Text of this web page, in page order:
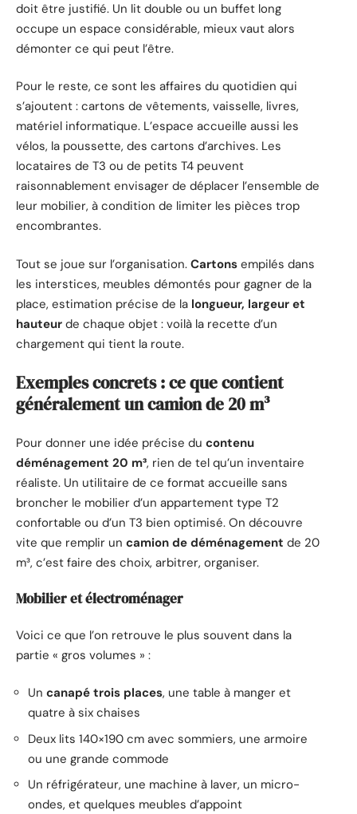
doit être justifié. Un lit double ou un buffet long
occupe un espace considérable, mieux vaut alors
démonter ce qui peut l’être.
Pour le reste, ce sont les affaires du quotidien qui
s’ajoutent : cartons de vêtements, vaisselle, livres,
matériel informatique. L’espace accueille aussi les
vélos, la poussette, des cartons d’archives. Les
locataires de T3 ou de petits T4 peuvent
raisonnablement envisager de déplacer l’ensemble de
leur mobilier, à condition de limiter les pièces trop
encombrantes.
Tout se joue sur l’organisation. Cartons empilés dans
les interstices, meubles démontés pour gagner de la
place, estimation précise de la longueur, largeur et
hauteur de chaque objet : voilà la recette d’un
chargement qui tient la route.
Exemples concrets : ce que contient
généralement un camion de 20 m³
Pour donner une idée précise du contenu
déménagement 20 m³, rien de tel qu’un inventaire
réaliste. Un utilitaire de ce format accueille sans
broncher le mobilier d’un appartement type T2
confortable ou d’un T3 bien optimisé. On découvre
vite que remplir un camion de déménagement de 20
m³, c’est faire des choix, arbitrer, organiser.
Mobilier et électroménager
Voici ce que l’on retrouve le plus souvent dans la
partie « gros volumes » :
Un canapé trois places, une table à manger et
quatre à six chaises
Deux lits 140×190 cm avec sommiers, une armoire
ou une grande commode
Un réfrigérateur, une machine à laver, un micro-
ondes, et quelques meubles d’appoint